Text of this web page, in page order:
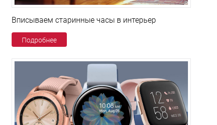
Вписываем старинные часы в интерьер
Подробнее